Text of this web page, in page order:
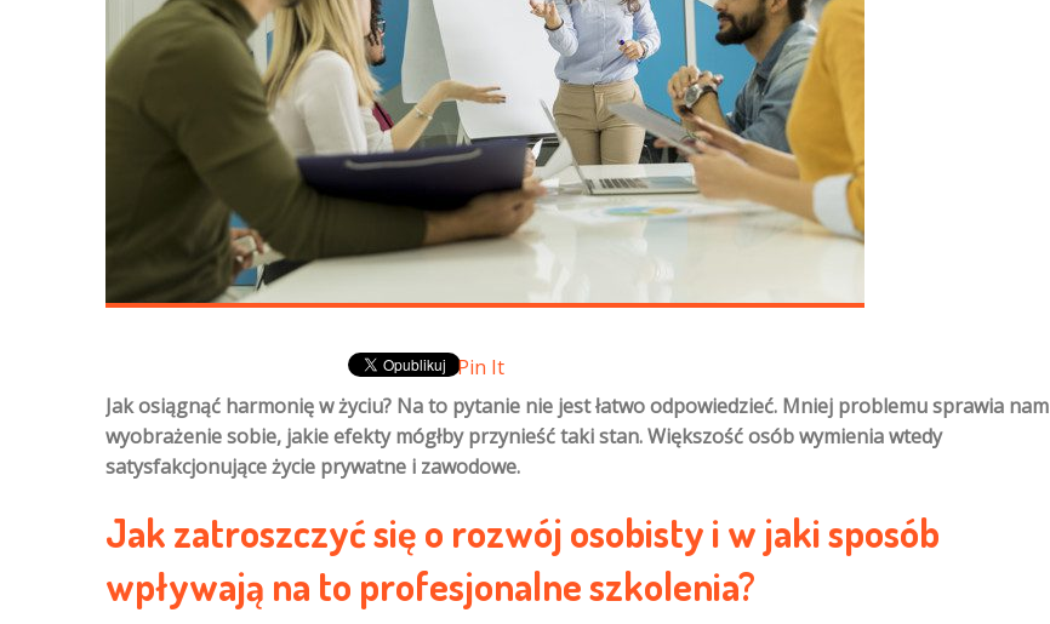
Pin It
Jak osiągnąć harmonię w życiu? Na to pytanie nie jest łatwo odpowiedzieć. Mniej problemu sprawia nam
wyobrażenie sobie, jakie efekty mógłby przynieść taki stan. Większość osób wymienia wtedy
satysfakcjonujące życie prywatne i zawodowe.
Jak zatroszczyć się o rozwój osobisty i w jaki sposób
wpływają na to profesjonalne szkolenia?